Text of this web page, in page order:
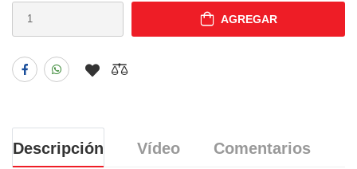
AGREGAR
Descripción Vídeo Comentarios